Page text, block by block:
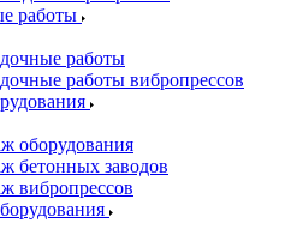
работы
работы
работы вибропрессов
оборудования
бетонных заводов
вибропрессов